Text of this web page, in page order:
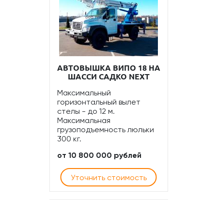
АВТОВЫШКА ВИПО 18 НА
ШАССИ САДКО NEXT
Максимальный
горизонтальный вылет
стелы - до 12 м.
Максимальная
грузоподъемность люльки
300 кг.
от 10 800 000 рублей
Уточнить стоимость